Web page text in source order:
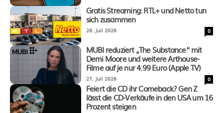
Gratis Streaming: RTL+ und Netto tun
sich zusammen
28. Juli 2026 0
MUBI reduziert „The Substance“ mit
Demi Moore und weitere Arthouse-
Filme auf je nur 4.99 Euro (Apple TV)
27. Juli 2026 0
Feiert die CD ihr Comeback? Gen Z
lässt die CD-Verkäufe in den USA um 16
Prozent steigen